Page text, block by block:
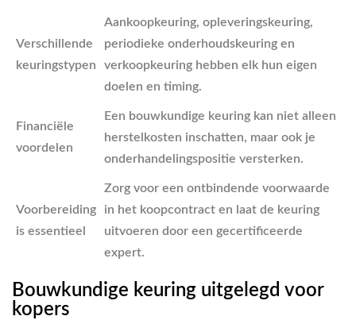
Verschillende
keuringstypen
Aankoopkeuring, opleveringskeuring,
periodieke onderhoudskeuring en
verkoopkeuring hebben elk hun eigen
doelen en timing.
Financiële
voordelen
Een bouwkundige keuring kan niet alleen
herstelkosten inschatten, maar ook je
onderhandelingspositie versterken.
Voorbereiding
is essentieel
Zorg voor een ontbindende voorwaarde
in het koopcontract en laat de keuring
uitvoeren door een gecertificeerde
expert.
Bouwkundige keuring uitgelegd voor
kopers